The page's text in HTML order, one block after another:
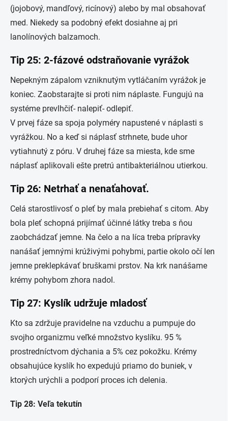
(jojobový, mandľový, ricínový) alebo by mal obsahovať
med. Niekedy sa podobný efekt dosiahne aj pri
lanolínových balzamoch.
Tip 25: 2-fázové odstraňovanie vyrážok
Nepekným zápalom vzniknutým vytláčaním vyrážok je
koniec. Zaobstarajte si proti nim náplaste. Fungujú na
systéme prevlhčiť- nalepiť- odlepiť.
V prvej fáze sa spoja polyméry napustené v náplasti s
vyrážkou. No a keď si náplasť strhnete, bude uhor
vytiahnutý z póru. V druhej fáze sa miesta, kde sme
náplasť aplikovali ešte pretrú antibakteriálnou utierkou.
Tip 26: Netrhať a nenaťahovať.
Celá starostlivosť o pleť by mala prebiehať s citom. Aby
bola pleť schopná prijímať účinné látky treba s ňou
zaobchádzať jemne. Na čelo a na líca treba prípravky
nanášať jemnými krúživými pohybmi, partie okolo očí len
jemne preklepkávať bruškami prstov. Na krk nanášame
krémy pohybom zhora nadol.
Tip 27: Kyslík udržuje mladosť
Kto sa zdržuje pravidelne na vzduchu a pumpuje do
svojho organizmu veľké množstvo kyslíku. 95 %
prostredníctvom dýchania a 5% cez pokožku. Krémy
obsahujúce kyslík ho expedujú priamo do buniek, v
ktorých urýchli a podporí proces ich delenia.
Tip 28: Veľa tekutín